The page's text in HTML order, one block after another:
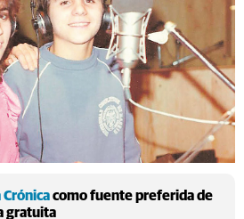
Crónicacomo fuente preferida de
gratuita